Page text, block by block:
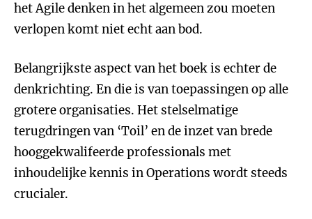
het Agile denken in het algemeen zou moeten
verlopen komt niet echt aan bod.
Belangrijkste aspect van het boek is echter de
denkrichting. En die is van toepassingen op alle
grotere organisaties. Het stelselmatige
terugdringen van ‘Toil’ en de inzet van brede
hooggekwalifeerde professionals met
inhoudelijke kennis in Operations wordt steeds
crucialer.